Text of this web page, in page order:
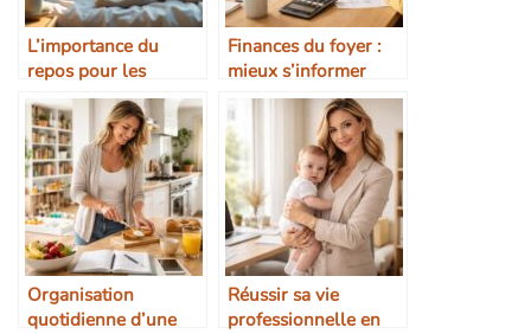
L’importance du
repos pour les
mamans
Finances du foyer :
mieux s’informer
pour mieux décider
Organisation
quotidienne d’une
Réussir sa vie
professionnelle en